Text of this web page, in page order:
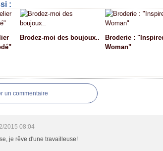
:
Brodez-moi des boujoux..
Broderie :
Woman"
un commentaire
2015 08:04
je rêve d'une travailleuse!